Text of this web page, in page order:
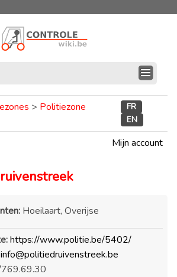
> Politiezone
FR
EN
Mijn account
Hoeilaart, Overijse
https://www.politie.be/5402/
info@politiedruivenstreek.be